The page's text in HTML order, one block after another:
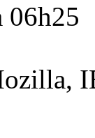
06h25